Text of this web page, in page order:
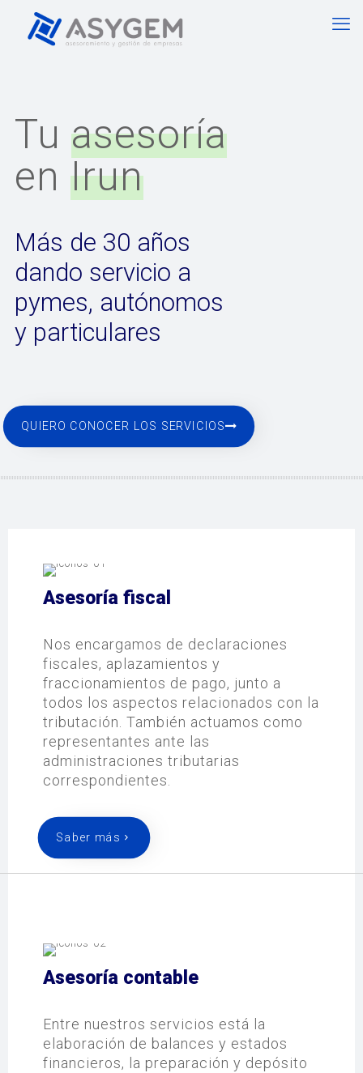
Tu asesoría
en Irun
Más de 30 años
dando servicio a
pymes, autónomos
y particulares
QUIERO CONOCER LOS SERVICIOS
Asesoría fiscal
Nos encargamos de declaraciones
fiscales, aplazamientos y
fraccionamientos de pago, junto a
todos los aspectos relacionados con la
tributación. También actuamos como
representantes ante las
administraciones tributarias
correspondientes.
Saber más
Asesoría contable
Entre nuestros servicios está la
elaboración de balances y estados
financieros, la preparación y depósito